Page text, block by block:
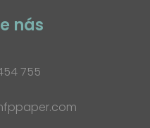
nás
755